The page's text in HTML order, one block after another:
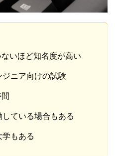
いほど知名度が高い
ニア向けの試験
ている場合もある
もある